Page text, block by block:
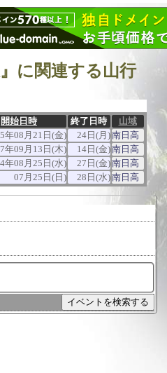
に関連する山行
開始日時 終了日時
山域
年08月21日(金) 24日(月)南日高
年09月13日(木) 14日(金)南日高
年08月25日(水) 27日(金)南日高
07月25日(日) 28日(水)南日高